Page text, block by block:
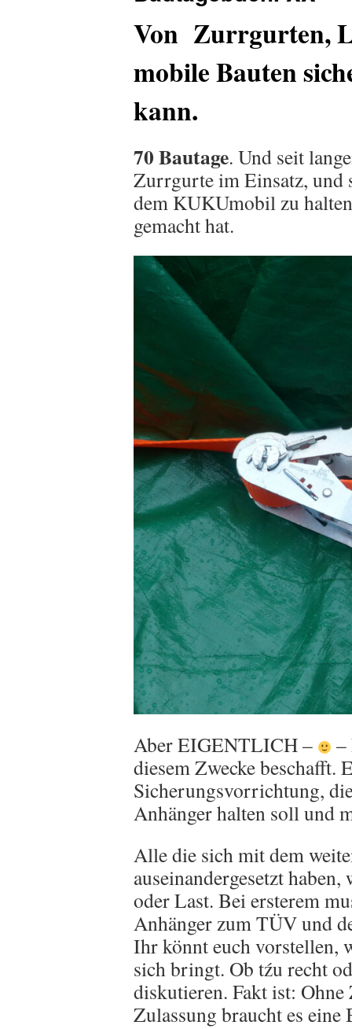
Von Zurrgurten,
mobile Bauten
kann.
70 Bautage. Und seit
Zurrgurte im Einsatz, und
dem KUKUmobil zu
gemacht hat.
Aber EIGENTLICH –
–
diesem Zwecke
Sicherungsvorrichtung,
Anhänger halten soll und
Alle die sich mit dem
auseinandergesetzt
oder Last. Bei ersterem
Anhänger zum TÜV und
Ihr könnt euch vorstellen,
sich bringt. Ob tźu recht
diskutieren. Fakt ist:
Zulassung braucht es